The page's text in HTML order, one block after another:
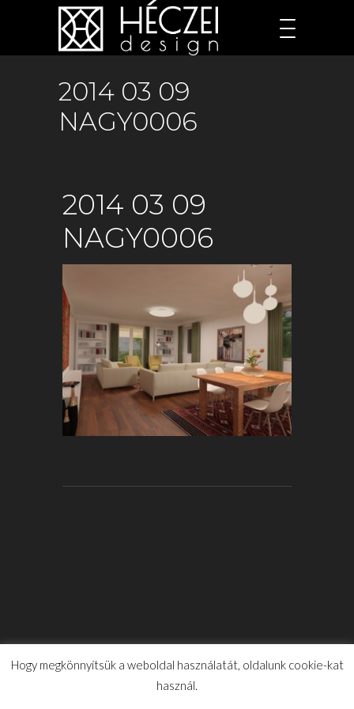
2014 03 09
NAGY0006
2014 03 09
NAGY0006
Hogy megkönnyítsük a weboldal használatát, oldalunk cookie-kat
használ.